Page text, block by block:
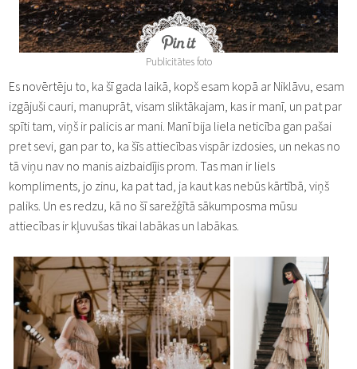
Publicitātes foto
Es novērtēju to, ka šī gada laikā, kopš esam kopā ar Niklāvu, esam
izgājuši cauri, manuprāt, visam sliktākajam, kas ir manī, un pat par
spīti tam, viņš ir palicis ar mani. Manī bija liela neticība gan pašai
pret sevi, gan par to, ka šīs attiecības vispār izdosies, un nekas no
tā viņu nav no manis aizbaidījis prom. Tas man ir liels
kompliments, jo zinu, ka pat tad, ja kaut kas nebūs kārtībā, viņš
paliks. Un es redzu, kā no šī sarežģītā sākumposma mūsu
attiecības ir kļuvušas tikai labākas un labākas.